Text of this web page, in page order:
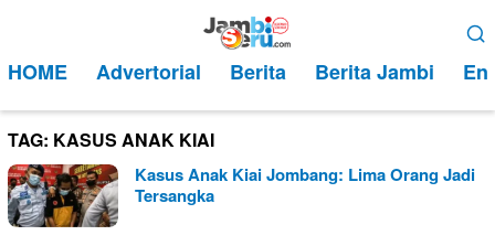
kontenMobile
HOME Advertorial Berita Berita Jambi
TAG: KASUS ANAK KIAI
Kasus Anak Kiai Jombang: Lima Orang Jadi
Tersangka